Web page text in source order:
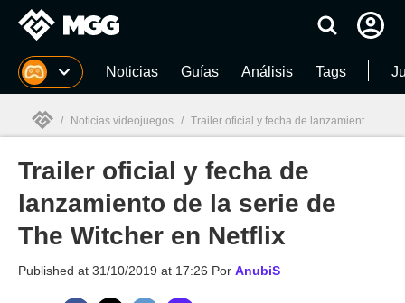
MGG Noticias Guías Análisis Tags
MGG
/ Noticias videojuegos / Trailer oficial y fecha de lanzamiento de la serie de The Witcher en Netflix
Trailer oficial y fecha de
lanzamiento de la serie de
The Witcher en Netflix
Published at 31/10/2019 at 17:26 Por AnubiS